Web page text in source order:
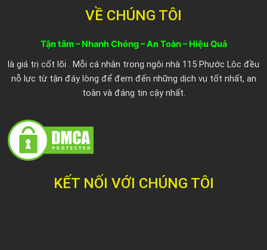
r
e
VỀ CHÚNG TÔI
Tận tâm – Nhanh Chóng – An Toàn – Hiệu Quả
là giá trị cốt lõi . Mỗi cá nhân trong ngôi nhà 115 Phước Lôc đều
nỗ lực từ tận đáy lòng để đem đến những dịch vụ tốt nhất, an
toàn và đáng tin cậy nhất.
KẾT NỐI VỚI CHÚNG TÔI